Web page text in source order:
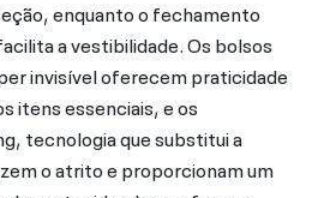
enquanto o fechamento
a vestibilidade. Os bolsos
invisível oferecem praticidade
itens essenciais, e os
tecnologia que substitui a
o atrito e proporcionam um